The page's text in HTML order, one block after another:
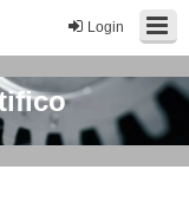
Login